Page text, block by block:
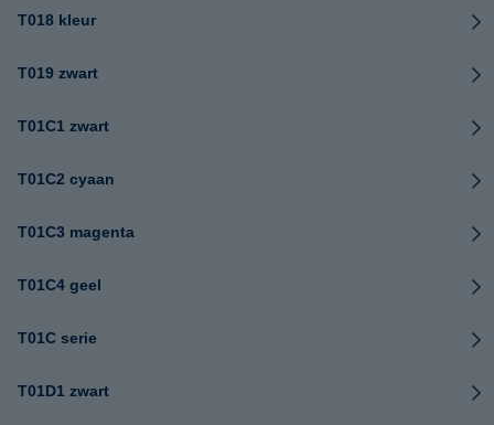
T018 kleur
T019 zwart
T01C1 zwart
T01C2 cyaan
T01C3 magenta
T01C4 geel
T01C serie
T01D1 zwart